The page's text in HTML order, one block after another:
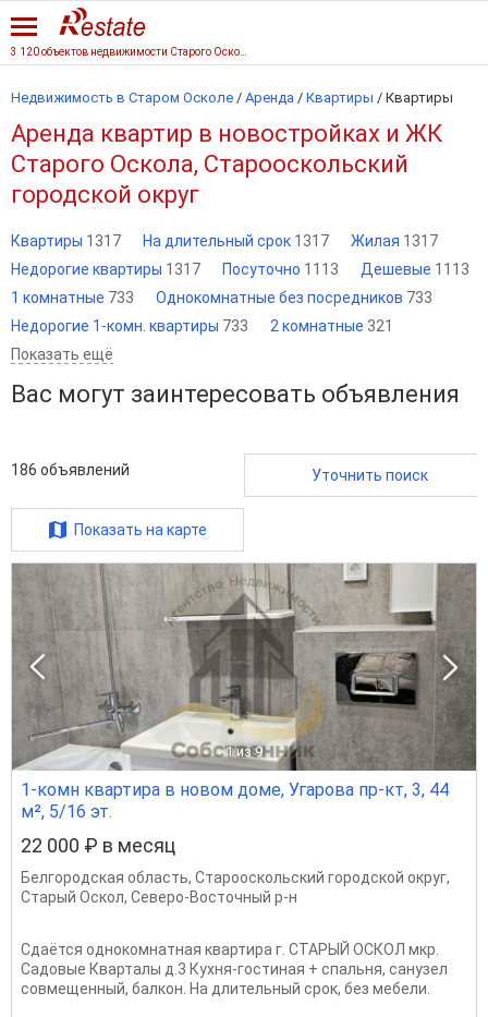
Недвижимость в Старом Осколе / Аренда / Квартиры / Квартиры
Аренда квартир в новостройках и ЖК
Старого Оскола, Старооскольский
городской округ
Квартиры 1317 На длительный срок 1317 Жилая 1317
Недорогие квартиры 1317 Посуточно 1113 Дешевые 1113
1 комнатные 733 Однокомнатные без посредников 733
Недорогие 1-комн. квартиры 733 2 комнатные 321
Показать ещё
Вас могут заинтересовать объявления
186 объявлений Уточнить поиск
Показать на карте
1 из 9
1-комн квартира в новом доме, Угарова пр-кт, 3, 44
м², 5/16 эт.
22 000 ₽ в месяц
Белгородская область, Старооскольский городской округ,
Старый Оскол, Северо-Восточный р-н
Сдаётся однокомнатная квартира г. СТАРЫЙ ОСКОЛ мкр.
Садовые Кварталы д.3 Кухня-гостиная + спальня, санузел
совмещенный, балкон. На длительный срок, без мебели.